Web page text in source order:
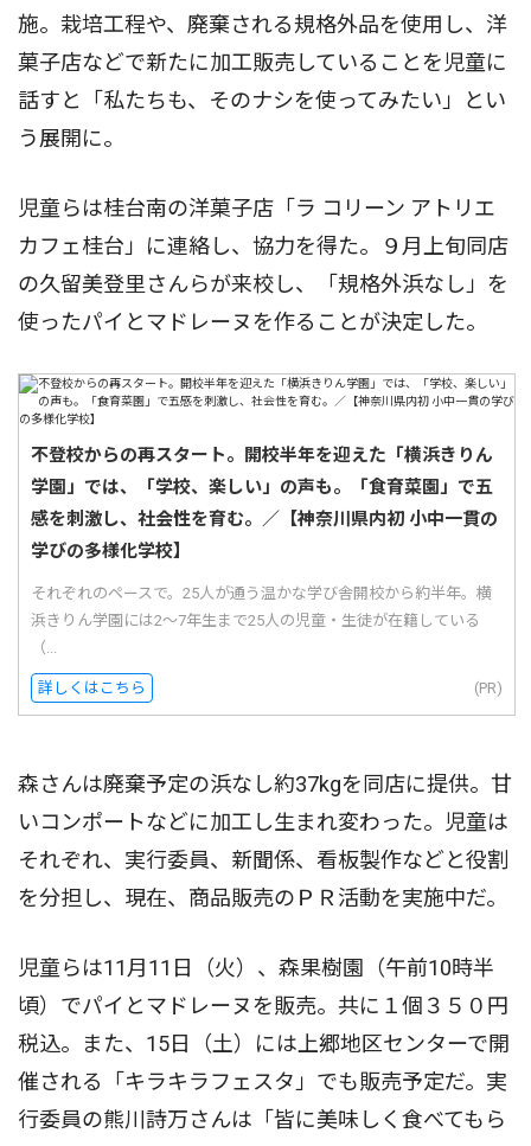
施。栽培工程や、廃棄される規格外品を使用し、洋
菓子店などで新たに加工販売していることを児童に
話すと「私たちも、そのナシを使ってみたい」とい
う展開に。
児童らは桂台南の洋菓子店「ラ コリーン アトリエ
カフェ桂台」に連絡し、協力を得た。９月上旬同店
の久留美登里さんらが来校し、「規格外浜なし」を
使ったパイとマドレーヌを作ることが決定した。
不登校からの再スタート。開校半年を迎えた「横浜きりん
学園」では、「学校、楽しい」の声も。「食育菜園」で五
感を刺激し、社会性を育む。／【神奈川県内初 小中一貫の
学びの多様化学校】
それぞれのペースで。25人が通う温かな学び舎開校から約半年。横
浜きりん学園には2〜7年生まで25人の児童・生徒が在籍している
（...
詳しくはこちら (PR)
森さんは廃棄予定の浜なし約37kgを同店に提供。甘
いコンポートなどに加工し生まれ変わった。児童は
それぞれ、実行委員、新聞係、看板製作などと役割
を分担し、現在、商品販売のＰＲ活動を実施中だ。
児童らは11月11日（火）、森果樹園（午前10時半
頃）でパイとマドレーヌを販売。共に１個３５０円
税込。また、15日（土）には上郷地区センターで開
催される「キラキラフェスタ」でも販売予定だ。実
行委員の熊川詩万さんは「皆に美味しく食べてもら